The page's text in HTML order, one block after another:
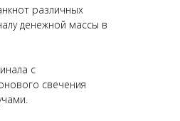
различных
денежной массы в
с
свечения